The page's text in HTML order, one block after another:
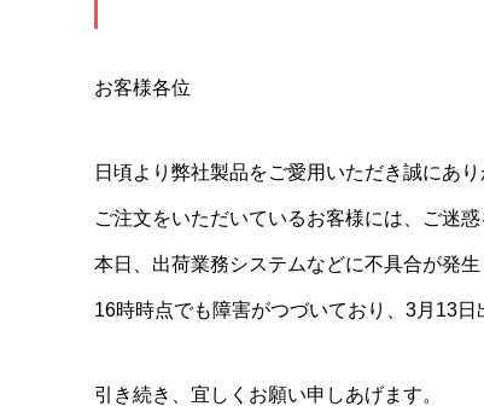
お客様各位
日頃より弊社製品をご愛用いただき誠にあり
ご注文をいただいているお客様には、ご迷
本日、出荷業務システムなどに不具合が発
16時時点でも障害がつづいており、3月13
引き続き、宜しくお願い申しあげます。